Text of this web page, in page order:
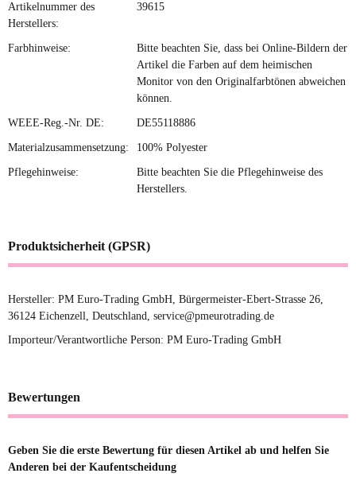
Artikelnummer des
Herstellers:
39615
Farbhinweise:
Bitte beachten Sie, dass bei Online-Bildern der
Artikel die Farben auf dem heimischen
Monitor von den Originalfarbtönen abweichen
können.
WEEE-Reg.-Nr. DE: DE55118886
Materialzusammensetzung: 100% Polyester
Pflegehinweise:
Bitte beachten Sie die Pflegehinweise des
Herstellers.
Produktsicherheit (GPSR)
Hersteller: PM Euro-Trading GmbH, Bürgermeister-Ebert-Strasse 26,
36124 Eichenzell, Deutschland, service@pmeurotrading.de
Importeur/Verantwortliche Person: PM Euro-Trading GmbH
Bewertungen
Geben Sie die erste Bewertung für diesen Artikel ab und helfen Sie
Anderen bei der Kaufentscheidung